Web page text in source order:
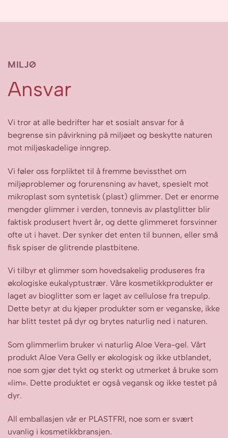
MILJØ
Ansvar
Vi tror at alle bedrifter har et sosialt ansvar for å
begrense sin påvirkning på miljøet og beskytte naturen
mot miljøskadelige inngrep.
Vi føler oss forpliktet til å fremme bevissthet om
miljøproblemer og forurensning av havet, spesielt mot
mikroplast som syntetisk (plast) glimmer. Det er enorme
mengder glimmer i verden, tonnevis av plastglitter blir
faktisk produsert hvert år, og dette glimmeret forsvinner
ofte ut i havet. Der synker det enten til bunnen, eller små
fisk spiser de glitrende plastbitene.
Vi tilbyr et glimmer som hovedsakelig produseres fra
økologiske eukalyptustrær. Våre kosmetikkprodukter er
laget av bioglitter som er laget av cellulose fra trepulp.
Dette betyr at du kjøper produkter som er veganske, ikke
har blitt testet på dyr og brytes naturlig ned i naturen.
Som glimmerlim bruker vi naturlig Aloe Vera-gel. Vårt
produkt Aloe Vera Gelly er økologisk og ikke utblandet,
noe som gjør det tykt og sterkt og utmerket å bruke som
«lim». Dette produktet er også vegansk og ikke testet på
dyr.
All emballasjen vår er PLASTFRI, noe som er svært
uvanlig i kosmetikkbransjen.